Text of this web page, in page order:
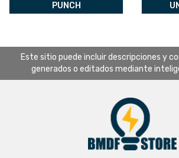
PUNCH
Este sitio puede incluir descripciones y
generados o editados mediante